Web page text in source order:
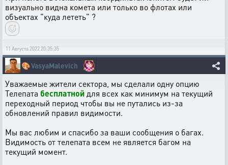
визуально видна комета или только во флотах или
объектах "куда лететь" ?
11 Августа 2022 20:35:35
🎨VasyaMalevich
Уважаемые жители сектора, мы сделали одну опцию
Телепата бесплатной для всех как минимум на текущий
переходный период чтобы вы не путались из-за
обновлений правил видимости.
Мы вас любим и спасибо за ваши сообщения о багах.
Видимость от телепата всем не является багом на
текущий момент.